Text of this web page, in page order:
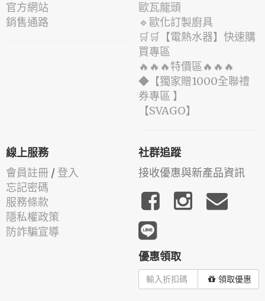
官方網站
銷售通路
歐瓦龍頭
🔹歐化訂製廚具
🛒🛒【電熱水器】快速購
買專區
🔥🔥🔥特價區🔥🔥🔥
◆【獨家贈1000全聯禮
券專區 】
️【SVAGO】️
線上服務
會員註冊 / 登入
忘記密碼
服務條款
隱私權政策
防詐騙宣導
社群追蹤
接收優惠與新產品資訊
優惠領取
領取優惠